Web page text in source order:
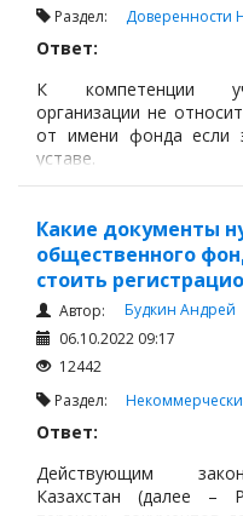
Раздел: Доверенности
Ответ:
К компетенции
организации не
от имени фонда если
уставе.
Какие документы
общественного
стоить
Автор:
Будкин Андрей
06.10.2022 09:17
12442
Раздел:
Ответ:
Действующим
Казахстан (далее –